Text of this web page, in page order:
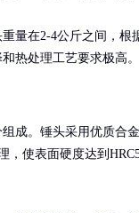
量在2-4公斤之间，
热处理工艺要求极高。
成。锤头采用优质合
，使表面硬度达到